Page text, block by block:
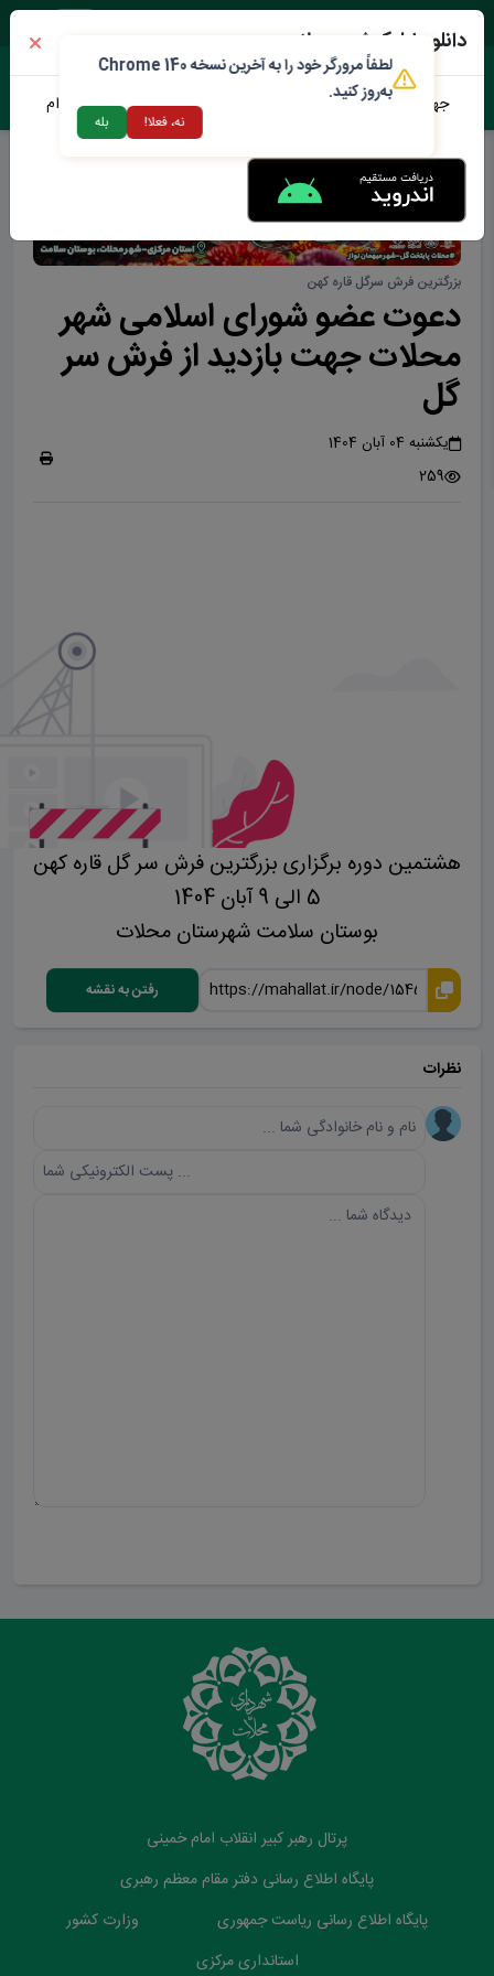
بزرگترین فرش سرگل قاره کهن
دعوت عضو شورای اسلامی شهر
محلات جهت بازدید از فرش سر
گل
یکشنبه 04 آبان 1404
259
هشتمین دوره برگزاری بزرگترین فرش سر گل قاره کهن
5 الی 9 آبان 1404
بوستان سلامت شهرستان محلات
رفتن به نقشه
نظرات
پرتال رهبر کبیر انقلاب امام خمینی
پایگاه اطلاع رسانی دفتر مقام معظم رهبری
پایگاه اطلاع رسانی ریاست جمهوری
وزارت کشور
استانداری مرکزی
دانلود اپلیکیشن محلات من
جهت دانلود نرم افزار محلات من می توانید از طریق لینک زیر اقدام
لطفاً مرورگر خود را به آخرین نسخه Chrome 140
به‌روز کنید.
نه، فعلا! بله